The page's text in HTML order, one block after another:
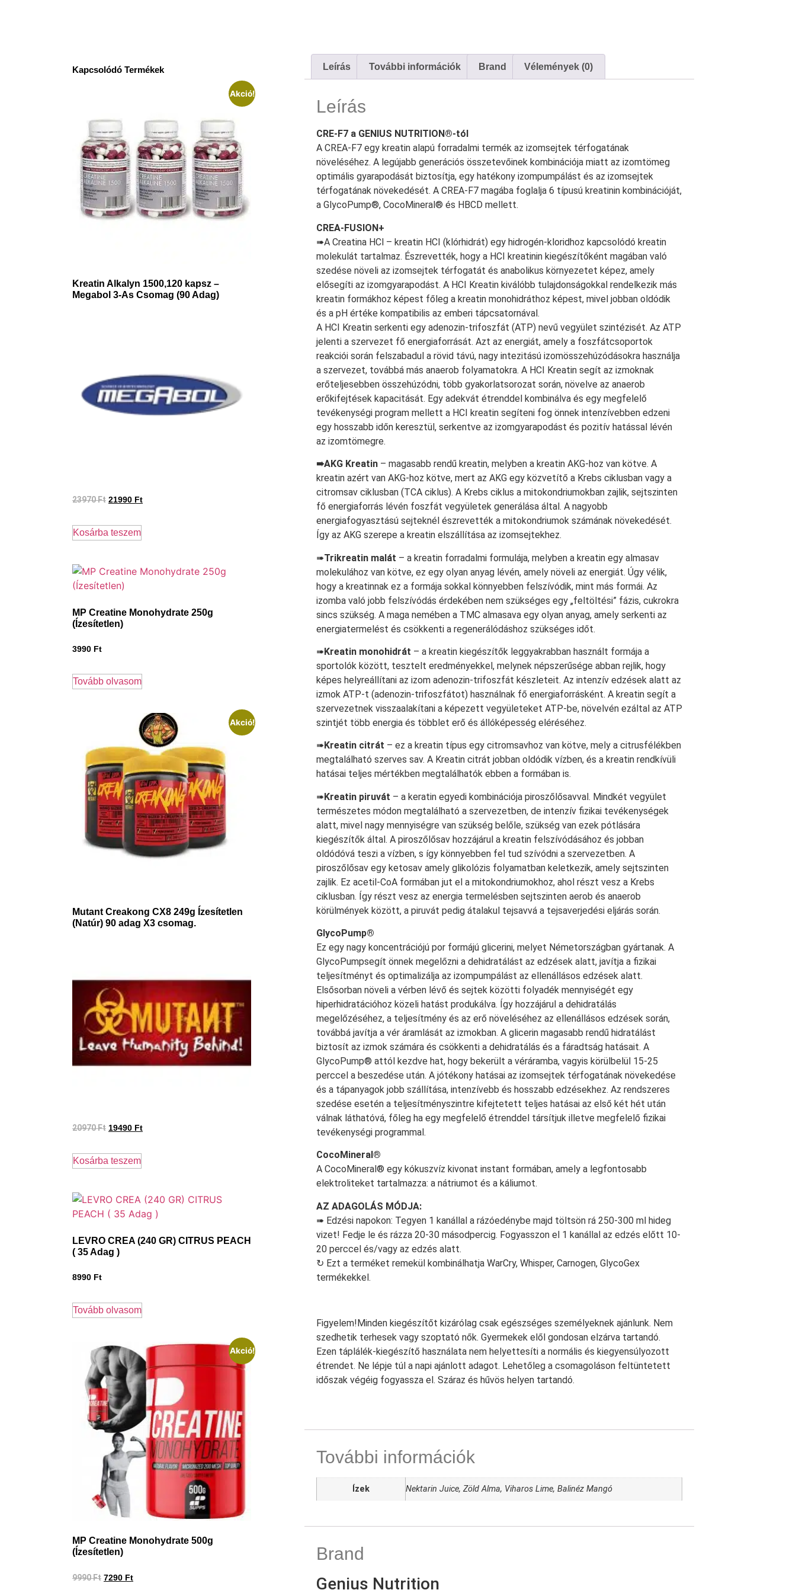
Kapcsolódó Termékek
Akció!
Kreatin Alkalyn 1500,120 kapsz –
Megabol 3-As Csomag (90 Adag)
23970Ft 21990 Ft
Kosárba teszem
MP Creatine Monohydrate 250g
(Ízesítetlen)
3990 Ft
Tovább olvasom
Akció!
Mutant Creakong CX8 249g Ízesítetlen
(Natúr) 90 adag X3 csomag.
20970Ft 19490 Ft
Kosárba teszem
LEVRO CREA (240 GR) CITRUS PEACH
( 35 Adag )
8990 Ft
Tovább olvasom
Akció!
MP Creatine Monohydrate 500g
(Ízesítetlen)
9990Ft 7290 Ft
Leírás További információk Brand Vélemények (0)
Leírás
CRE-F7 a GENIUS NUTRITION®-tól
A CREA-F7 egy kreatin alapú forradalmi termék az izomsejtek térfogatának
növeléséhez. A legújabb generációs összetevőinek kombinációja miatt az izomtömeg
optimális gyarapodását biztosítja, egy hatékony izompumpálást és az izomsejtek
térfogatának növekedését. A CREA-F7 magába foglalja 6 típusú kreatinin kombinációját,
a GlycoPump®, CocoMineral® és HBCD mellett.
CREA-FUSION+
➠A Creatina HCl – kreatin HCI (klórhidrát) egy hidrogén-kloridhoz kapcsolódó kreatin
molekulát tartalmaz. Észrevették, hogy a HCI kreatinin kiegészítőként magában való
szedése növeli az izomsejtek térfogatát és anabolikus környezetet képez, amely
elősegíti az izomgyarapodást. A HCI Kreatin kiválóbb tulajdonságokkal rendelkezik más
kreatin formákhoz képest főleg a kreatin monohidráthoz képest, mivel jobban oldódik
és a pH értéke kompatibilis az emberi tápcsatornával.
A HCI Kreatin serkenti egy adenozin-trifoszfát (ATP) nevű vegyület szintézisét. Az ATP
jelenti a szervezet fő energiaforrását. Azt az energiát, amely a foszfátcsoportok
reakciói során felszabadul a rövid távú, nagy intezitású izomösszehúzódásokra használja
a szervezet, továbbá más anaerob folyamatokra. A HCI Kreatin segít az izmoknak
erőteljesebben összehúzódni, több gyakorlatsorozat során, növelve az anaerob
erőkifejtések kapacitását. Egy adekvát étrenddel kombinálva és egy megfelelő
tevékenységi program mellett a HCI kreatin segíteni fog önnek intenzívebben edzeni
egy hosszabb időn keresztül, serkentve az izomgyarapodást és pozitív hatással lévén
az izomtömegre.
➠AKG Kreatin – magasabb rendű kreatin, melyben a kreatin AKG-hoz van kötve. A
kreatin azért van AKG-hoz kötve, mert az AKG egy közvetítő a Krebs ciklusban vagy a
citromsav ciklusban (TCA ciklus). A Krebs ciklus a mitokondriumokban zajlik, sejtszinten
fő energiaforrás lévén foszfát vegyületek generálása által. A nagyobb
energiafogyasztású sejteknél észrevették a mitokondriumok számának növekedését.
Így az AKG szerepe a kreatin elszállítása az izomsejtekhez.
➠Trikreatin malát – a kreatin forradalmi formulája, melyben a kreatin egy almasav
molekulához van kötve, ez egy olyan anyag lévén, amely növeli az energiát. Úgy vélik,
hogy a kreatinnak ez a formája sokkal könnyebben felszívódik, mint más formái. Az
izomba való jobb felszívódás érdekében nem szükséges egy „feltöltési” fázis, cukrokra
sincs szükség. A maga nemében a TMC almasava egy olyan anyag, amely serkenti az
energiatermelést és csökkenti a regenerálódáshoz szükséges időt.
➠Kreatin monohidrát – a kreatin kiegészítők leggyakrabban használt formája a
sportolók között, tesztelt eredményekkel, melynek népszerűsége abban rejlik, hogy
képes helyreállítani az izom adenozin-trifoszfát készleteit. Az intenzív edzések alatt az
izmok ATP-t (adenozin-trifoszfátot) használnak fő energiaforrásként. A kreatin segít a
szervezetnek visszaalakítani a képezett vegyületeket ATP-be, növelvén ezáltal az ATP
szintjét több energia és többlet erő és állóképesség eléréséhez.
➠Kreatin citrát – ez a kreatin típus egy citromsavhoz van kötve, mely a citrusfélékben
megtalálható szerves sav. A Kreatin citrát jobban oldódik vízben, és a kreatin rendkívüli
hatásai teljes mértékben megtalálhatók ebben a formában is.
➠Kreatin piruvát – a keratin egyedi kombinációja piroszőlősavval. Mindkét vegyület
természetes módon megtalálható a szervezetben, de intenzív fizikai tevékenységek
alatt, mivel nagy mennyiségre van szükség belőle, szükség van ezek pótlására
kiegészítők által. A piroszőlősav hozzájárul a kreatin felszívódásához és jobban
oldódóvá teszi a vízben, s így könnyebben fel tud szívódni a szervezetben. A
piroszőlősav egy ketosav amely glikolózis folyamatban keletkezik, amely sejtszinten
zajlik. Ez acetil-CoA formában jut el a mitokondriumokhoz, ahol részt vesz a Krebs
ciklusban. Így részt vesz az energia termelésben sejtszinten aerob és anaerob
körülmények között, a piruvát pedig átalakul tejsavvá a tejsaverjedési eljárás során.
GlycoPump®
Ez egy nagy koncentrációjú por formájú glicerini, melyet Németországban gyártanak. A
GlycoPumpsegít önnek megelőzni a dehidratálást az edzések alatt, javítja a fizikai
teljesítményt és optimalizálja az izompumpálást az ellenállásos edzések alatt.
Elsősorban növeli a vérben lévő és sejtek közötti folyadék mennyiségét egy
hiperhidratációhoz közeli hatást produkálva. Így hozzájárul a dehidratálás
megelőzéséhez, a teljesítmény és az erő növeléséhez az ellenállásos edzések során,
továbbá javítja a vér áramlását az izmokban. A glicerin magasabb rendű hidratálást
biztosít az izmok számára és csökkenti a dehidratálás és a fáradtság hatásait. A
GlycoPump® attól kezdve hat, hogy bekerült a véráramba, vagyis körülbelül 15-25
perccel a beszedése után. A jótékony hatásai az izomsejtek térfogatának növekedése
és a tápanyagok jobb szállítása, intenzívebb és hosszabb edzésekhez. Az rendszeres
szedése esetén a teljesítményszintre kifejtetett teljes hatásai az első két hét után
válnak láthatóvá, főleg ha egy megfelelő étrenddel társítjuk illetve megfelelő fizikai
tevékenységi programmal.
CocoMineral®
A CocoMineral® egy kókuszvíz kivonat instant formában, amely a legfontosabb
elektroliteket tartalmazza: a nátriumot és a káliumot.
AZ ADAGOLÁS MÓDJA:
➠ Edzési napokon: Tegyen 1 kanállal a rázóedénybe majd töltsön rá 250-300 ml hideg
vizet! Fedje le és rázza 20-30 másodpercig. Fogyasszon el 1 kanállal az edzés előtt 10-
20 perccel és/vagy az edzés alatt.
↻ Ezt a terméket remekül kombinálhatja WarCry, Whisper, Carnogen, GlycoGex
termékekkel.
Figyelem!Minden kiegészítőt kizárólag csak egészséges személyeknek ajánlunk. Nem
szedhetik terhesek vagy szoptató nők. Gyermekek elől gondosan elzárva tartandó.
Ezen táplálék-kiegészítő használata nem helyettesíti a normális és kiegyensúlyozott
étrendet. Ne lépje túl a napi ajánlott adagot. Lehetőleg a csomagoláson feltüntetett
időszak végéig fogyassza el. Száraz és hűvös helyen tartandó.
További információk
Ízek Nektarin Juice, Zöld Alma, Viharos Lime, Balinéz Mangó
Brand
Genius Nutrition